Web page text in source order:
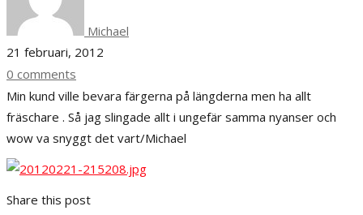
Michael
21 februari, 2012
0 comments
Min kund ville bevara färgerna på längderna men ha allt
fräschare . Så jag slingade allt i ungefär samma nyanser och
wow va snyggt det vart/Michael
Share this post